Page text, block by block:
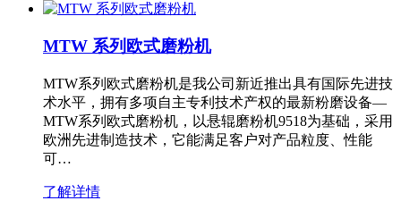
MTW 系列欧式磨粉机
MTW系列欧式磨粉机是我公司新近推出具有国际先进技
术水平，拥有多项自主专利技术产权的最新粉磨设备—
MTW系列欧式磨粉机，以悬辊磨粉机9518为基础，采用
欧洲先进制造技术，它能满足客户对产品粒度、性能
可…
了解详情